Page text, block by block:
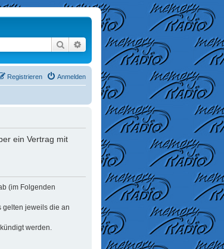
Suche Erweiterte Suche
Anmelden
Registrieren
ein Vertrag mit
(im Folgenden
gelten jeweils die an
werden.